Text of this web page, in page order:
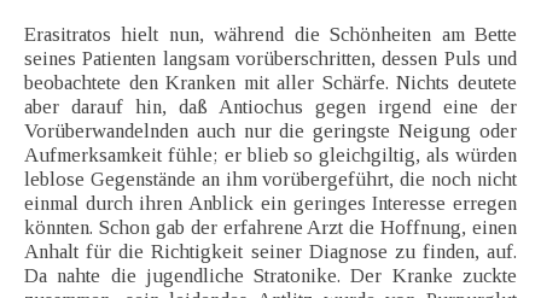
Erasitratos hielt nun, während die Schönheiten am Bette
seines Patienten langsam vorüberschritten, dessen Puls und
beobachtete den Kranken mit aller Schärfe. Nichts deutete
aber darauf hin, daß Antiochus gegen irgend eine der
Vorüberwandelnden auch nur die geringste Neigung oder
Aufmerksamkeit fühle; er blieb so gleichgiltig, als würden
leblose Gegenstände an ihm vorübergeführt, die noch nicht
einmal durch ihren Anblick ein geringes Interesse erregen
könnten. Schon gab der erfahrene Arzt die Hoffnung, einen
Anhalt für die Richtigkeit seiner Diagnose zu finden, auf.
Da nahte die jugendliche Stratonike. Der Kranke zuckte